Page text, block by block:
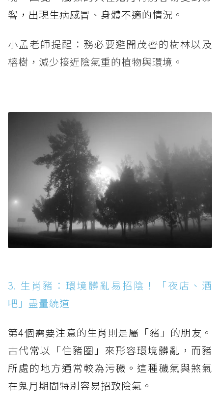
響，出現生病感冒、身體不適的情況。
小孟老師提醒：務必要避開茂密的樹林以及
榕樹，減少接近陰氣重的植物與環境。
3. 生肖豬：環境髒亂易招陰！「夜店、酒
吧」盡量繞道
第4個需要注意的生肖則是屬「豬」的朋友。
古代常以「住豬圈」來形容環境髒亂，而豬
所處的地方通常較為污穢。這種穢氣與煞氣
在鬼月期間特別容易招致陰氣。